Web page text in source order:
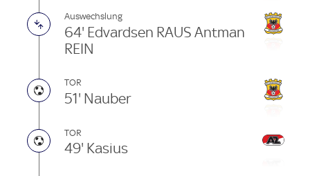
Auswechslung
64' Edvardsen RAUS Antman
REIN
TOR
51' Nauber
TOR
49' Kasius